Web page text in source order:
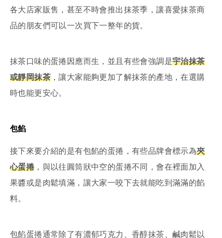
各大店家販售，甚至不時會推出抹茶季，讓喜愛抹茶商
品的朋友們可以一次買下一整年的貨。
抹茶口味的蛋捲因應而生，並且有些會強調是宇治抹茶
或靜岡抹茶 ，讓大家能夠更加了解抹茶的產地，在選購
時也能更安心。
包餡
接下來要介紹的是有包餡的蛋捲，有些品牌會標示為夾
心蛋捲 ，與以往圓筒狀中空的蛋捲不同，會在裡面加入
果醬或是肉鬆填滿，讓大家一咬下去就能吃到滿滿的餡
料。
包餡蛋捲通常除了有濃郁巧克力、香醇抹茶、鹹肉鬆以